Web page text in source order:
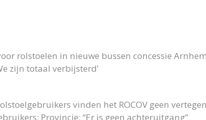
rolstoelen in nieuwe bussen concessie
zijn totaal verbijsterd’
vinden het ROCOV geen
Provincie: “Er is geen achteruitgang”